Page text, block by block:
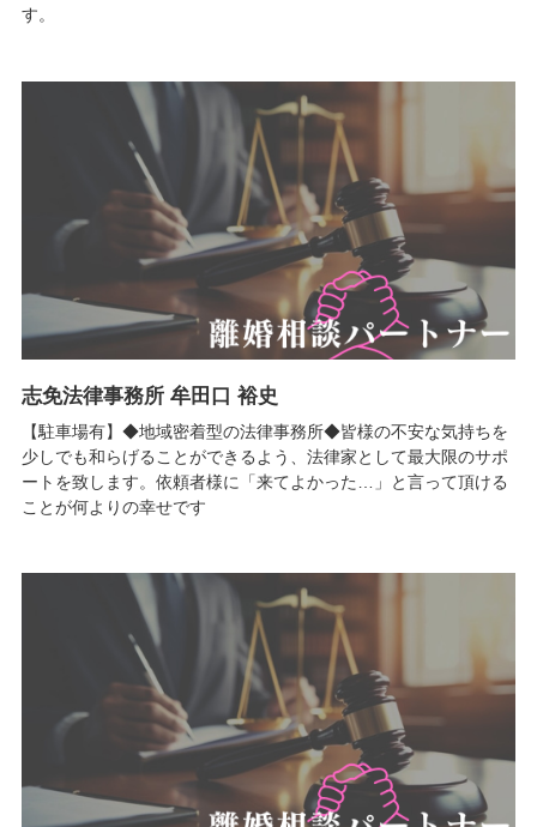
す。
志免法律事務所 牟田口 裕史
【駐車場有】◆地域密着型の法律事務所◆皆様の不安な気持ちを
少しでも和らげることができるよう、法律家として最大限のサポ
ートを致します。依頼者様に「来てよかった…」と言って頂ける
ことが何よりの幸せです